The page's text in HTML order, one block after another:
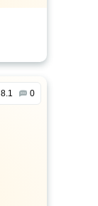
8.1 0